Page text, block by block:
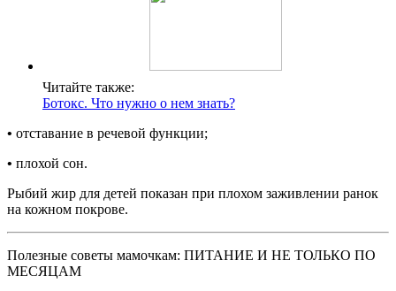
Читайте также:
Ботокс. Что нужно о нем знать?
• отставание в речевой функции;
• плохой сон.
Рыбий жир для детей показан при плохом заживлении ранок
на кожном покрове.
Полезные советы мамочкам: ПИТАНИЕ И НЕ ТОЛЬКО ПО
МЕСЯЦАМ